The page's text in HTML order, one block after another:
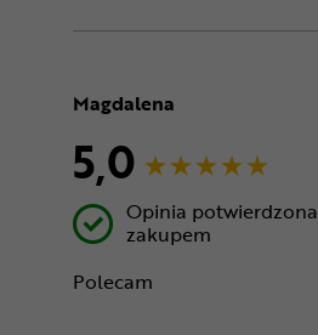
Magdalena
5,0
Opinia potwierdzona
zakupem
Polecam